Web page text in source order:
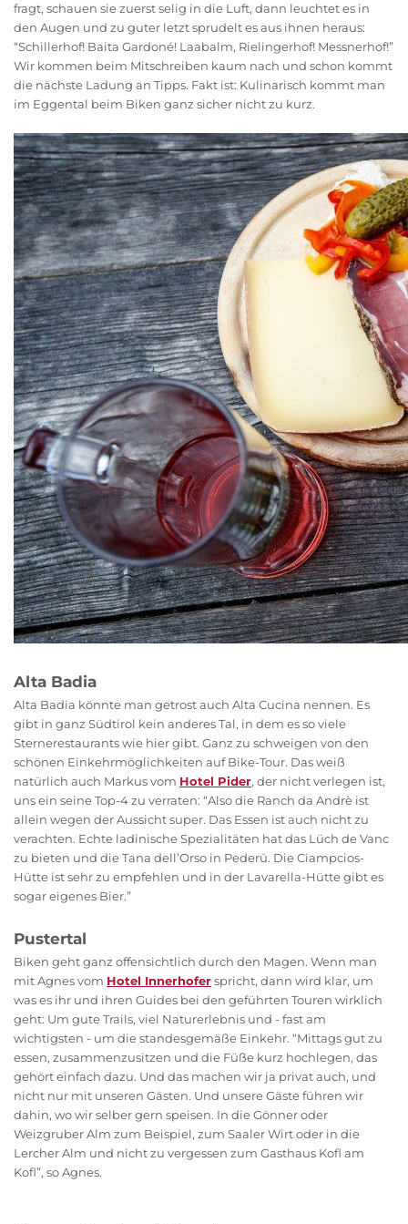
fragt, schauen sie zuerst selig in die Luft, dann leuchtet es in
den Augen und zu guter letzt sprudelt es aus ihnen heraus:
“Schillerhof! Baita Gardoné! Laabalm, Rielingerhof! Messnerhof!”
Wir kommen beim Mitschreiben kaum nach und schon kommt
die nächste Ladung an Tipps. Fakt ist: Kulinarisch kommt man
im Eggental beim Biken ganz sicher nicht zu kurz.
Alta Badia
Alta Badia könnte man getrost auch Alta Cucina nennen. Es
gibt in ganz Südtirol kein anderes Tal, in dem es so viele
Sternerestaurants wie hier gibt. Ganz zu schweigen von den
schönen Einkehrmöglichkeiten auf Bike-Tour. Das weiß
natürlich auch Markus vom Hotel Pider, der nicht verlegen ist,
uns ein seine Top-4 zu verraten: “Also die Ranch da Andrè ist
allein wegen der Aussicht super. Das Essen ist auch nicht zu
verachten. Echte ladinische Spezialitäten hat das Lüch de Vanc
zu bieten und die Tana dell’Orso in Pederü. Die Ciampcios-
Hütte ist sehr zu empfehlen und in der Lavarella-Hütte gibt es
sogar eigenes Bier.”
Pustertal
Biken geht ganz offensichtlich durch den Magen. Wenn man
mit Agnes vom Hotel Innerhoferspricht, dann wird klar, um
was es ihr und ihren Guides bei den geführten Touren wirklich
geht: Um gute Trails, viel Naturerlebnis und - fast am
wichtigsten - um die standesgemäße Einkehr. “Mittags gut zu
essen, zusammenzusitzen und die Füße kurz hochlegen, das
gehört einfach dazu. Und das machen wir ja privat auch, und
nicht nur mit unseren Gästen. Und unsere Gäste führen wir
dahin, wo wir selber gern speisen. In die Gönner oder
Weizgruber Alm zum Beispiel, zum Saaler Wirt oder in die
Lercher Alm und nicht zu vergessen zum Gasthaus Kofl am
Kofl”, so Agnes.